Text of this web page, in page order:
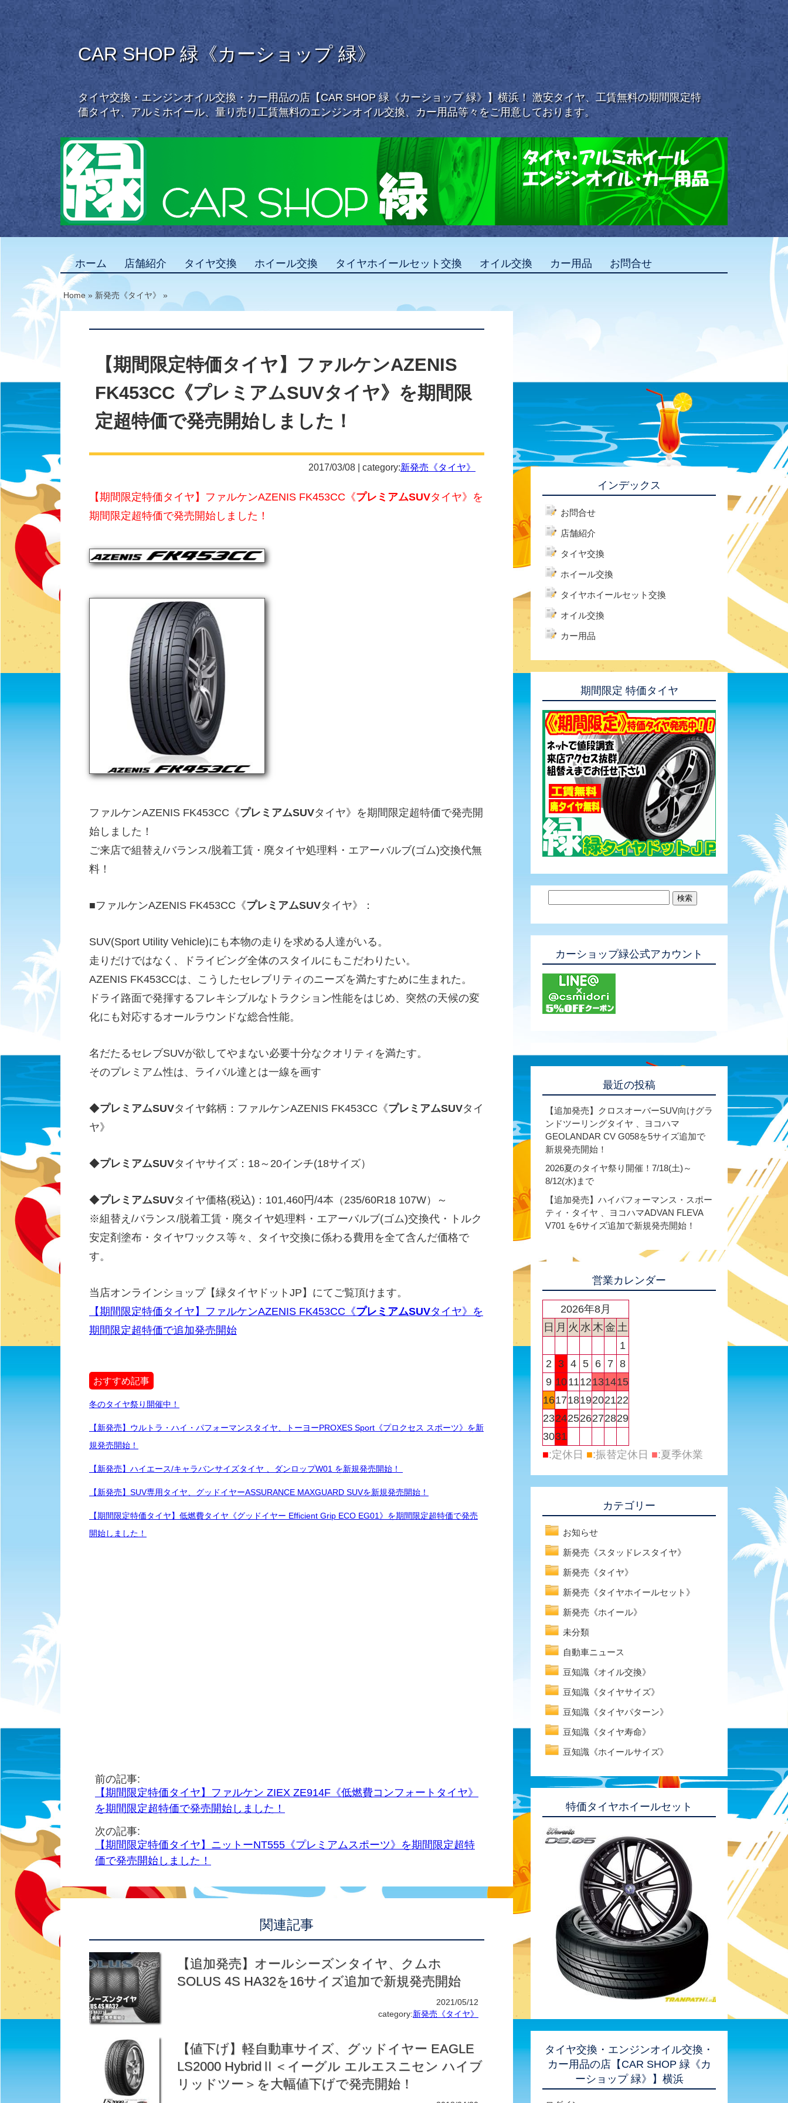
CAR SHOP 緑《カーショップ 緑》
タイヤ交換・エンジンオイル交換・カー用品の店【CAR SHOP 緑《カーショップ 緑》】横浜！ 激安タイヤ、工賃無料の期間限定特
価タイヤ、アルミホイール、量り売り工賃無料のエンジンオイル交換、カー用品等々をご用意しております。
ホーム 店舗紹介 タイヤ交換 ホイール交換 タイヤホイールセット交換 オイル交換 カー用品 お問合せ
Home » 新発売《タイヤ》 »
【期間限定特価タイヤ】ファルケンAZENIS
FK453CC《プレミアムSUVタイヤ》を期間限
定超特価で発売開始しました！
2017/03/08 | category:新発売《タイヤ》
【期間限定特価タイヤ】ファルケンAZENIS FK453CC《プレミアムSUVタイヤ》を
期間限定超特価で発売開始しました！
ファルケンAZENIS FK453CC《プレミアムSUVタイヤ》を期間限定超特価で発売開
始しました！
ご来店で組替え/バランス/脱着工賃・廃タイヤ処理料・エアーバルブ(ゴム)交換代無
料！
■ファルケンAZENIS FK453CC《プレミアムSUVタイヤ》：
SUV(Sport Utility Vehicle)にも本物の走りを求める人達がいる。
走りだけではなく、ドライビング全体のスタイルにもこだわりたい。
AZENIS FK453CCは、こうしたセレブリティのニーズを満たすために生まれた。
ドライ路面で発揮するフレキシブルなトラクション性能をはじめ、突然の天候の変
化にも対応するオールラウンドな総合性能。
名だたるセレブSUVが欲してやまない必要十分なクオリティを満たす。
そのプレミアム性は、ライバル達とは一線を画す
◆プレミアムSUVタイヤ銘柄：ファルケンAZENIS FK453CC《プレミアムSUVタイ
ヤ》
◆プレミアムSUVタイヤサイズ：18～20インチ(18サイズ）
◆プレミアムSUVタイヤ価格(税込)：101,460円/4本（235/60R18 107W）～
※組替え/バランス/脱着工賃・廃タイヤ処理料・エアーバルブ(ゴム)交換代・トルク
安定剤塗布・タイヤワックス等々、タイヤ交換に係わる費用を全て含んだ価格で
す。
当店オンラインショップ【緑タイヤドットJP】にてご覧頂けます。
【期間限定特価タイヤ】ファルケンAZENIS FK453CC《プレミアムSUVタイヤ》を
期間限定超特価で追加発売開始
おすすめ記事
冬のタイヤ祭り開催中！
【新発売】ウルトラ・ハイ・パフォーマンスタイヤ、トーヨーPROXES Sport《プロクセス スポーツ》を新
規発売開始！
【新発売】ハイエース/キャラバンサイズタイヤ 、ダンロップW01 を新規発売開始！
【新発売】SUV専用タイヤ、グッドイヤーASSURANCE MAXGUARD SUVを新規発売開始！
【期間限定特価タイヤ】低燃費タイヤ《グッドイヤー Efficient Grip ECO EG01》を期間限定超特価で発売
開始しました！
前の記事:
【期間限定特価タイヤ】ファルケン ZIEX ZE914F《低燃費コンフォートタイヤ》
を期間限定超特価で発売開始しました！
次の記事:
【期間限定特価タイヤ】ニットーNT555《プレミアムスポーツ》を期間限定超特
価で発売開始しました！
関連記事
【追加発売】オールシーズンタイヤ、クムホ
SOLUS 4S HA32を16サイズ追加で新規発売開始
2021/05/12
category:新発売《タイヤ》
【値下げ】軽自動車サイズ、グッドイヤー EAGLE
LS2000 HybridⅡ＜イーグル エルエスニセン ハイブ
リッドツー＞を大幅値下げで発売開始！
インデックス
お問合せ
店舗紹介
タイヤ交換
ホイール交換
タイヤホイールセット交換
オイル交換
カー用品
期間限定 特価タイヤ
カーショップ緑公式アカウント
最近の投稿
【追加発売】クロスオーバーSUV向けグラ
ンドツーリングタイヤ 、ヨコハマ
GEOLANDAR CV G058を5サイズ追加で
新規発売開始！
2026夏のタイヤ祭り開催！7/18(土)～
8/12(水)まで
【追加発売】ハイパフォーマンス・スポー
ティ・タイヤ 、ヨコハマADVAN FLEVA
V701 を6サイズ追加で新規発売開始！
営業カレンダー
2026年8月
日 月 火 水 木 金 土
1
2
3 4 5 6 7 8
9 101112131415
16171819202122
23242526272829
3031
■:定休日 ■:振替定休日 ■:夏季休業
カテゴリー
お知らせ
新発売《スタッドレスタイヤ》
新発売《タイヤ》
新発売《タイヤホイールセット》
新発売《ホイール》
未分類
自動車ニュース
豆知識《オイル交換》
豆知識《タイヤサイズ》
豆知識《タイヤパターン》
豆知識《タイヤ寿命》
豆知識《ホイールサイズ》
特価タイヤホイールセット
タイヤ交換・エンジンオイル交換・
カー用品の店【CAR SHOP 緑《カ
ーショップ 緑》】横浜